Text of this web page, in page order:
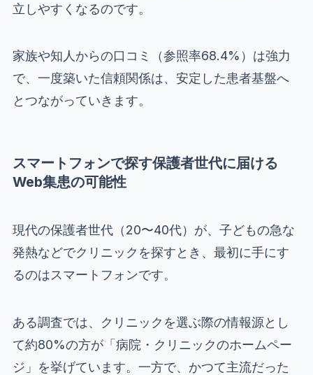
立しやすくなるのです。
家族や知人からの口コミ（参照率68.4%）は強力
で、一度築いた信頼関係は、安定した患者基盤へ
とつながっていきます。
スマートフォンで探す保護者世代に届ける
Web集患の可能性
現代の保護者世代（20〜40代）が、子どもの急な
発熱などでクリニックを探すとき、最初に手にす
るのはスマートフォンです。
ある調査では、クリニックを選ぶ際の情報源とし
て約80%の方が「病院・クリニックのホームペー
ジ」を挙げています。一方で、かつて主流だった